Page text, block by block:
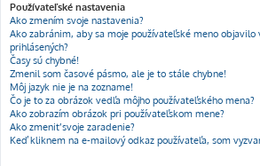
Používateľské nastavenia
Ako zmením svoje nastavenia?
Ako zabránim, aby sa moje používateľské meno objavilo
prihlásených?
Časy sú chybné!
Zmenil som časové pásmo, ale je to stále chybne!
Môj jazyk nie je na zozname!
Čo je to za obrázok vedľa môjho používateľského mena?
Ako zobrazím obrázok pri používateľskom mene?
Ako zmeniť svoje zaradenie?
Keď kliknem na e-mailový odkaz používateľa, som